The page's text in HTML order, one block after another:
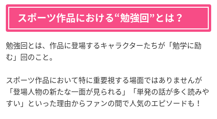
スポーツ作品における“勉強回”とは？
勉強回とは、作品に登場するキャラクターたちが「勉学に励
む」回のこと。
スポーツ作品において特に重要視する場面ではありませんが
「登場人物の新たな一面が見られる」「単発の話が多く読みや
すい」といった理由からファンの間で人気のエピソードも！